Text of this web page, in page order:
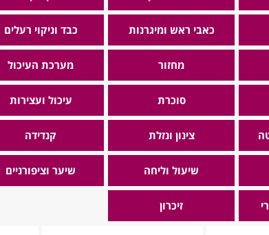
כאבי ראש ומיגרנות כבד וניקוי רעלים
מחזור מערכת העיכול
סוכרת עיכול ועצירות
צינון ונזלת קנדידה
שיעול וליחה שיער וציפורניים
זיכרון